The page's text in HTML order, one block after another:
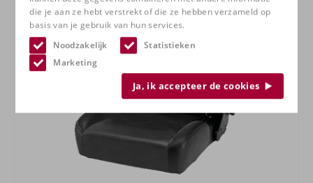
die je aan ze hebt verstrekt of die ze hebben verzameld op
basis van je gebruik van hun services.
Noodzakelijk
Statistieken
Marketing
Ja, ik accepteer de cookies